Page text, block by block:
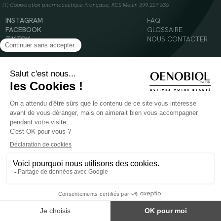
(1) Coopération pharmaceutique Française, RCS Melun 399 227 636
INSTAGRAM
FACEBOOK
TIKTOK
YOUTUBE
FAQ
GLOSSAIRE
NOUS CONTACTER
© 2024 Oenobiol Paris
Mentions légales
Politique en matière de cookies
POUR VOTRE SANTÉ, MANGEZ AU MOINS CINQ FRUITS ET LÉGUMES PAR JOUR -
Les complément alimentaires doivent être utilisés dans le cadre d'un mode de vie sain et
ne pas être utilisés comme substituts d'un régimes alimentaire varié et équilibré.